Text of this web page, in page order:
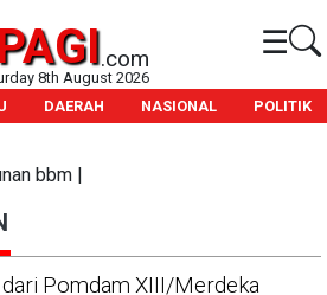
.com ☰
8th August 2026
DAERAH NASIONAL POLITIK
bbm |
Pomdam XIII/Merdeka